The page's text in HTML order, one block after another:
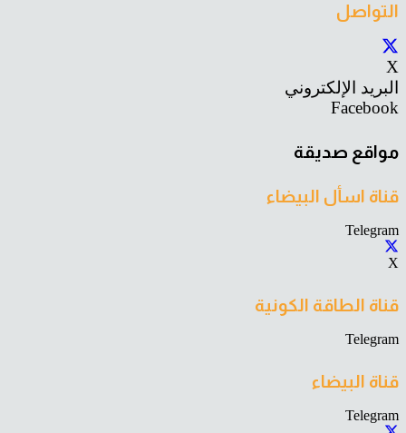
التواصل
X
البريد الإلكتروني
Facebook
مواقع صديقة
قناة اسأل البيضاء
Telegram
X
قناة الطاقة الكونية
Telegram
قناة البيضاء
Telegram